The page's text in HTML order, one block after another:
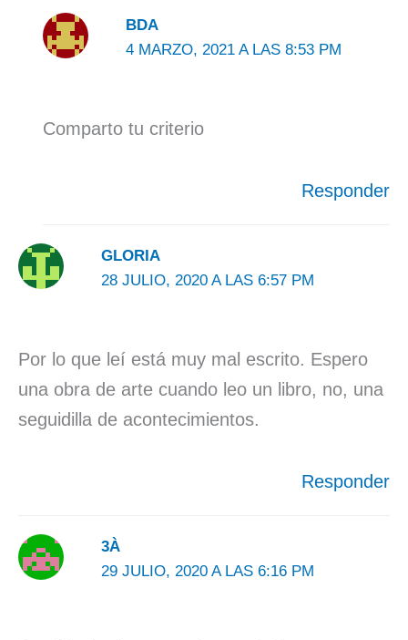
BDA
4 MARZO, 2021 A LAS 8:53 PM
Comparto tu criterio
Responder
GLORIA
28 JULIO, 2020 A LAS 6:57 PM
Por lo que leí está muy mal escrito. Espero
una obra de arte cuando leo un libro, no, una
seguidilla de acontecimientos.
Responder
3À
29 JULIO, 2020 A LAS 6:16 PM